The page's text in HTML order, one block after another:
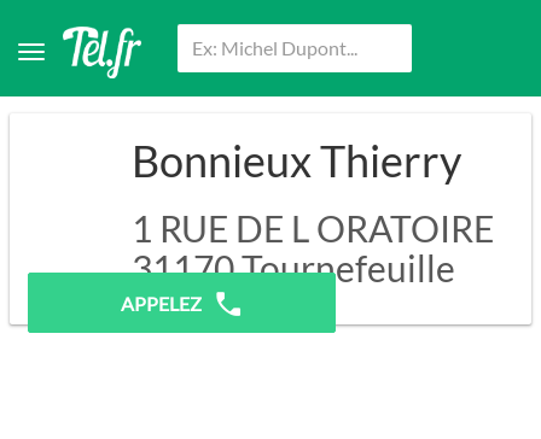
Bonnieux Thierry
1 RUE DE L ORATOIRE
31170Tournefeuille
APPELEZ